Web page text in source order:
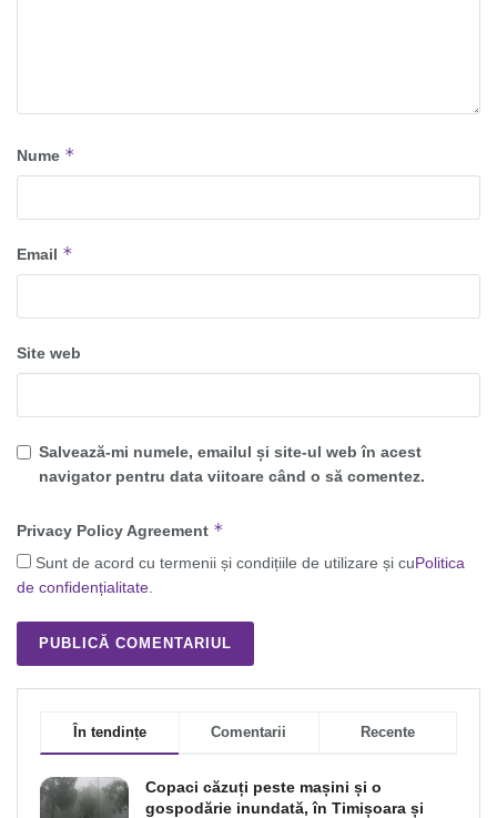
Nume *
Email *
Site web
Salvează-mi numele, emailul și site-ul web în acest
navigator pentru data viitoare când o să comentez.
Privacy Policy Agreement *
Sunt de acord cu termenii și condițiile de utilizare și cuPolitica
de confidențialitate
În tendințe Comentarii Recente
Copaci căzuți peste mașini și o
gospodărie inundată, în Timișoara și